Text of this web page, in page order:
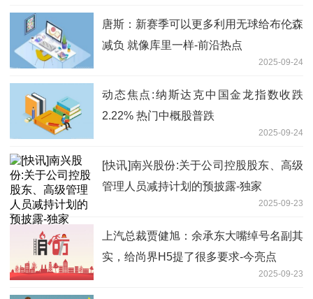
唐斯：新赛季可以更多利用无球给布伦森
减负 就像库里一样-前沿热点
2025-09-24
动态焦点:纳斯达克中国金龙指数收跌
2.22% 热门中概股普跌
2025-09-24
[快讯]南兴股份:关于公司控股股东、高级
管理人员减持计划的预披露-独家
2025-09-23
上汽总裁贾健旭：余承东大嘴绰号名副其
实，给尚界H5提了很多要求-今亮点
2025-09-23